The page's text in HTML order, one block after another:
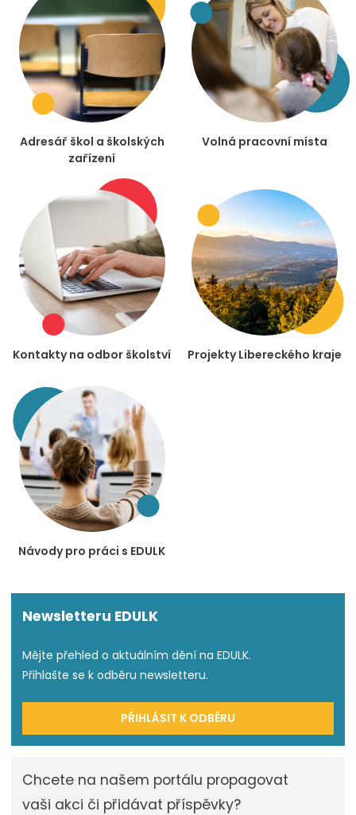
Adresář škol a školských
zařízení
Volná pracovní místa
Kontakty na odbor školství Projekty Libereckého kraje
Návody pro práci s EDULK
Newsletteru EDULK
Mějte přehled o aktuálním dění na EDULK.
Přihlašte se k odběru newsletteru.
PŘIHLÁSIT K ODBĚRU
Chcete na našem portálu propagovat
vaši akci či přidávat příspěvky?